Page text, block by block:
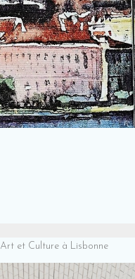
Art et Culture à Lisbonne